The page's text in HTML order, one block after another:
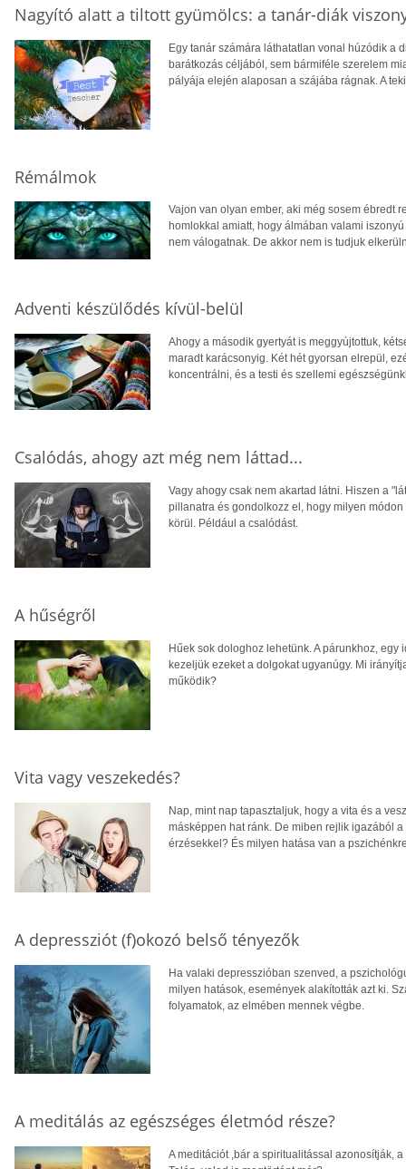
Nagyító alatt a tiltott gyümölcs: a tanár-diák
Egy tanár számára láthatatlan vonal húzódik a
barátkozás céljából, sem bármiféle szerelem
pályája elején alaposan a szájába rágnak. A
Rémálmok
Vajon van olyan ember, aki még sosem ébredt
homlokkal amiatt, hogy álmában valami
nem válogatnak. De akkor nem is tudjuk
Adventi készülődés kívül-belül
Ahogy a második gyertyát is meggyújtottuk,
maradt karácsonyig. Két hét gyorsan elrepül,
koncentrálni, és a testi és szellemi
Csalódás, ahogy azt még nem láttad...
Vagy ahogy csak nem akartad látni. Hiszen a
pillanatra és gondolkozz el, hogy milyen
körül. Például a csalódást.
A hűségről
Hűek sok dologhoz lehetünk. A párunkhoz,
kezeljük ezeket a dolgokat ugyanúgy. Mi
működik?
Vita vagy veszekedés?
Nap, mint nap tapasztaljuk, hogy a vita és a
másképpen hat ránk. De miben rejlik igazából
érzésekkel? És milyen hatása van a
A depressziót (f)okozó belső tényezők
Ha valaki depresszióban szenved, a
milyen hatások, események alakították azt ki.
folyamatok, az elmében mennek végbe.
A meditálás az egészséges életmód része?
A meditációt ,bár a spiritualitással azonosítják,